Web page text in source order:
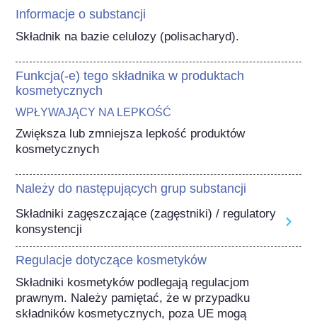
Informacje o substancji
Składnik na bazie celulozy (polisacharyd).
Funkcja(-e) tego składnika w produktach
kosmetycznych
WPŁYWAJĄCY NA LEPKOŚĆ
Zwiększa lub zmniejsza lepkość produktów
kosmetycznych
Należy do następujących grup substancji
Składniki zagęszczające (zagęstniki) / regulatory
konsystencji
Regulacje dotyczące kosmetyków
Składniki kosmetyków podlegają regulacjom
prawnym. Należy pamiętać, że w przypadku
składników kosmetycznych, poza UE mogą